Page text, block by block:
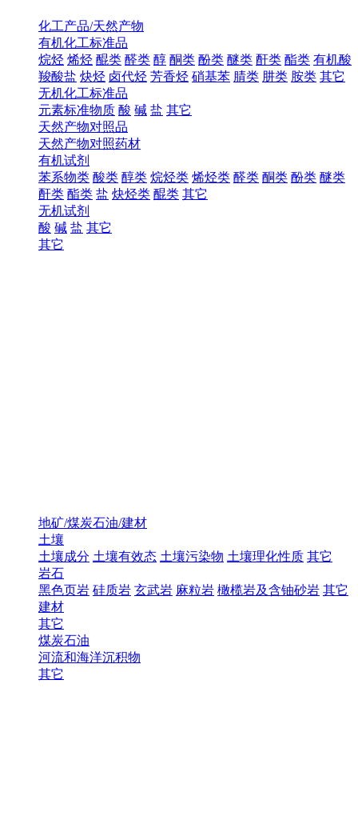
化工产品/天然产物
有机化工标准品
烷烃 烯烃 醌类 醛类 醇 酮类 酚类 醚类 酐类 酯类 有机酸
羧酸盐 炔烃 卤代烃 芳香烃 硝基苯 腈类 肼类 胺类 其它
无机化工标准品
元素标准物质 酸 碱 盐 其它
天然产物对照品
天然产物对照药材
有机试剂
苯系物类 酸类 醇类 烷烃类 烯烃类 醛类 酮类 酚类 醚类
酐类 酯类 盐 炔烃类 醌类 其它
无机试剂
酸 碱 盐 其它
其它
地矿/煤炭石油/建材
土壤
土壤成分 土壤有效态 土壤污染物 土壤理化性质 其它
岩石
黑色页岩 硅质岩 玄武岩 麻粒岩 橄榄岩及含铀砂岩 其它
建材
其它
煤炭石油
河流和海洋沉积物
其它